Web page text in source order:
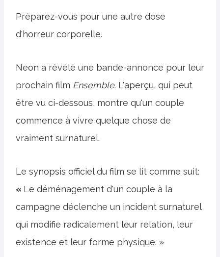
Préparez-vous pour une autre dose
d'horreur corporelle.
Neon a révélé une bande-annonce pour leur
prochain film Ensemble. L'aperçu, qui peut
être vu ci-dessous, montre qu'un couple
commence à vivre quelque chose de
vraiment surnaturel.
Le synopsis officiel du film se lit comme suit:
« Le déménagement d'un couple à la
campagne déclenche un incident surnaturel
qui modifie radicalement leur relation, leur
existence et leur forme physique. »